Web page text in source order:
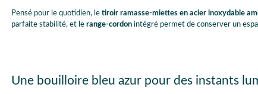
Pensé pour le quotidien, le tiroir ramasse-miettes en acier inoxydable
parfaite stabilité, et le range-cordonintégré permet de conserver un
Une bouilloire bleu azur pour des instants